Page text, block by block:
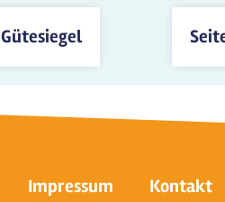
Gütesiegel
Impressum Kontakt